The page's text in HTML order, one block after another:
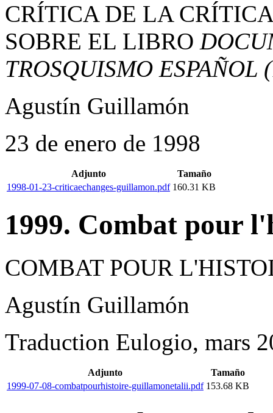
CRÍTICA DE LA
SOBRE EL LIBRO
TROSQUISMO ESPAÑOL
Agustín Guillamón
23 de enero de 1998
Adjunto
Tamaño
1998-01-23-criticaechanges-guillamon.pdf 160.31 KB
1999. Combat pour
COMBAT POUR
Agustín Guillamón
Traduction Eulogio, mars
Adjunto
Tamaño
1999-07-08-combatpourhistoire-guillamonetalii.pdf 153.68 KB